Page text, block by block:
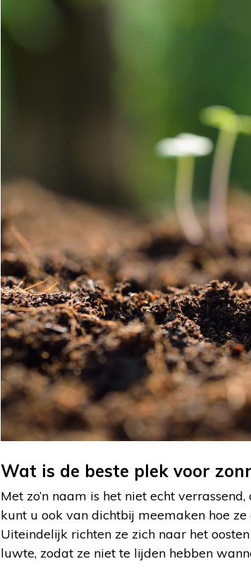
Wat is de beste plek voor
Met zo’n naam is het niet echt
kunt u ook van dichtbij meemaken hoe
Uiteindelijk richten ze zich naar het
luwte, zodat ze niet te lijden hebben